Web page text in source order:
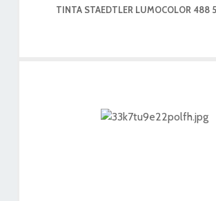
TINTA STAEDTLER LUMOCOLOR 488